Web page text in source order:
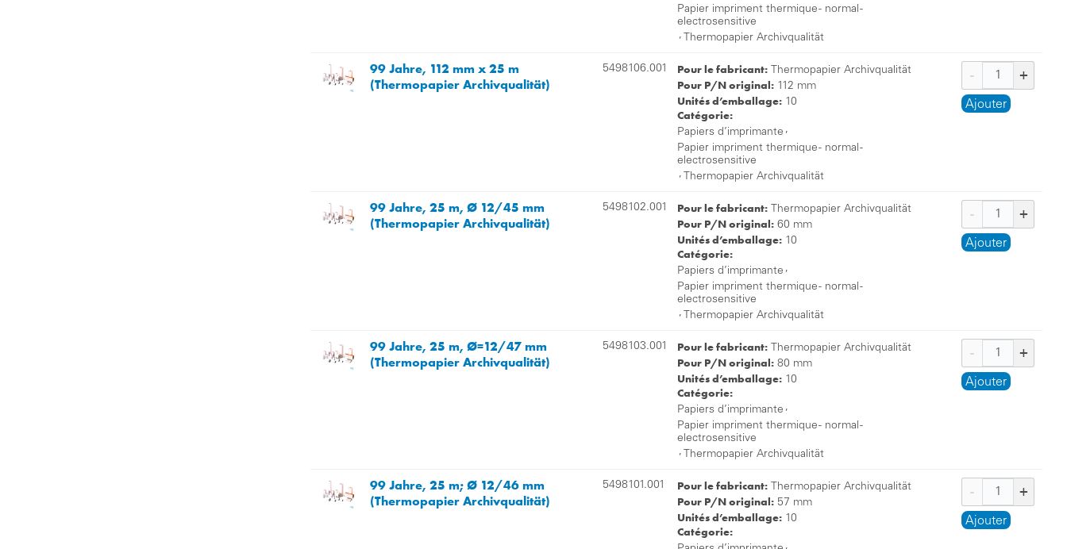
Papier impriment thermique - normal -
electrosensitive
, Thermopapier Archivqualität
99 Jahre, 112 mm x 25 m
(Thermopapier Archivqualität)
5498106.001 Pour le fabricant: Thermopapier Archivqualität
Pour P/N original: 112 mm
Unités d’emballage: 10
Catégorie:
Papiers d’imprimante ,
Papier impriment thermique - normal -
electrosensitive
, Thermopapier Archivqualität
Ajouter
99 Jahre, 25 m, Ø 12/45 mm
(Thermopapier Archivqualität)
5498102.001 Pour le fabricant: Thermopapier Archivqualität
Pour P/N original: 60 mm
Unités d’emballage: 10
Catégorie:
Papiers d’imprimante ,
Papier impriment thermique - normal -
electrosensitive
, Thermopapier Archivqualität
Ajouter
99 Jahre, 25 m, Ø=12/47 mm
(Thermopapier Archivqualität)
5498103.001 Pour le fabricant: Thermopapier Archivqualität
Pour P/N original: 80 mm
Unités d’emballage: 10
Catégorie:
Papiers d’imprimante ,
Papier impriment thermique - normal -
electrosensitive
, Thermopapier Archivqualität
Ajouter
99 Jahre, 25 m; Ø 12/46 mm
(Thermopapier Archivqualität)
5498101.001 Pour le fabricant: Thermopapier Archivqualität
Pour P/N original: 57 mm
Unités d’emballage: 10
Catégorie:
,
Ajouter